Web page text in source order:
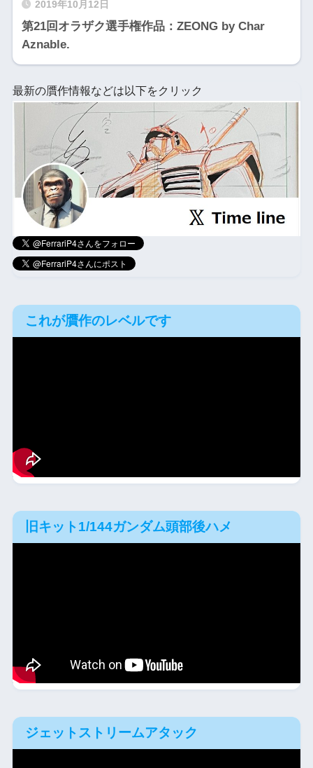
2019年10月12日
第21回オラザク選手権作品：ZEONG by Char
Aznable.
最新の贋作情報などは以下をクリック
これが贋作のレベルです
旧キット1/144ガンダム頭部後ハメ
ジェットストリームアタック